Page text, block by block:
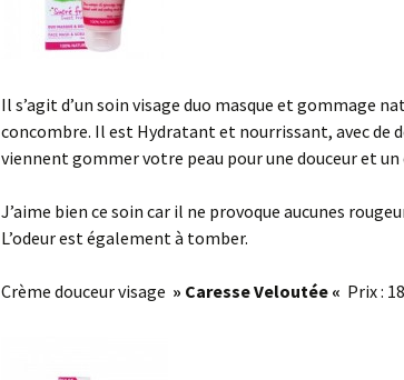
Il s’agit d’un soin visage duo masque et gommage
concombre. Il est Hydratant et nourrissant, avec de
viennent gommer votre peau pour une douceur et un
J’aime bien ce soin car il ne provoque aucunes
L’odeur est également à tomber.
Crème douceur visage » Caresse Veloutée « Prix :